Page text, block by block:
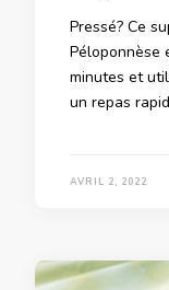
Pressé? Ce
Péloponnèse
minutes et
un repas
AVRIL 2, 2022